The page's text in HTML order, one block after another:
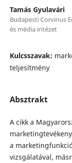
Tamás Gyulavári
Budapesti Corvinus
és média intézet
Kulcsszavak:
teljesítmény
Absztrakt
A cikk a
a
vizsgálatával,